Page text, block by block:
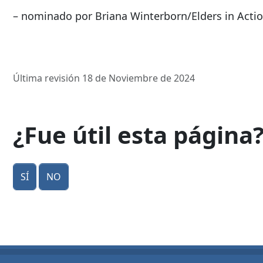
– nominado por Briana Winterborn/Elders in
Última revisión 18 de Noviembre de 2024
¿Fue útil esta
Sí No